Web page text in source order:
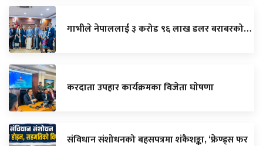
गाभीले नेपाललाई ३ करोड ९६ लाख डलर बराबरको…
करदाता उपहार कार्यक्रमका विजेता घाेषणा
संविधान संशोधनको बहसपत्रमा शंकैशङ्का, ‘फ्रेण्ड्स फर